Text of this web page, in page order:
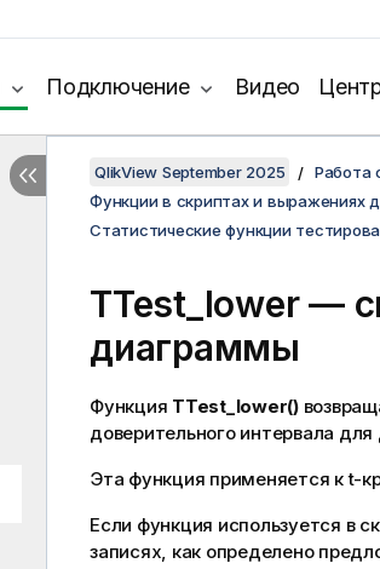
Подключение Видео
QlikView September 2025 Работа
Функции в скриптах и выражениях
Статистические функции
TTest_lower—
диаграммы
Функция TTest_lower()
доверительного интервала
Эта функция применяется к t-
Если функция используется в
записях, как определено